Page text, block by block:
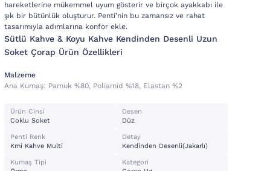
hareketlerine mükemmel uyum gösterir ve birçok ayakkabı ile
şık bir bütünlük oluşturur. Penti’nin bu zamansız ve rahat
tasarımıyla adımlarına konfor ekle.
Sütlü Kahve & Koyu Kahve Kendinden Desenli Uzun
Soket Çorap Ürün Özellikleri
Malzeme
Ana Kumaş: Pamuk %80, Poli̇ami̇d %18, Elastan %2
Ürün Cinsi
Coklu Soket
Desen
Düz
Penti Renk
Kmi Kahve Multi
Detay
Kendinden Desenli(jakarlı)
Kumaş Tipi
Kategori